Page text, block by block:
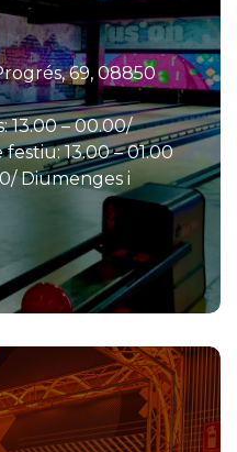
69, 08850
13.00 – 00.00/
13.00 – 01.00
Diumenges i